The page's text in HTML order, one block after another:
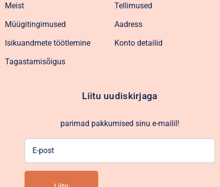
Meist
Müügitingimused
Isikuandmete töötlemine
Tagastamisõigus
Tellimused
Aadress
Konto detailid
Liitu uudiskirjaga
parimad pakkumised sinu e-mailil!